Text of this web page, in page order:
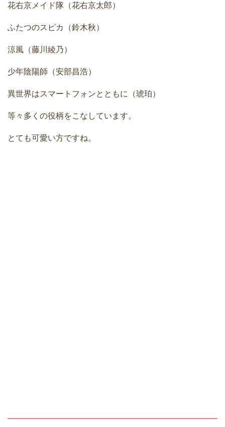
花右京メイド隊（花右京太郎）
ふたつのスピカ（鈴木秋）
涼風（藤川綾乃）
少年陰陽師（安部昌浩）
異世界はスマートフォンとともに（琥珀）
等々多くの役柄をこなしています。
とても可愛い方ですね。